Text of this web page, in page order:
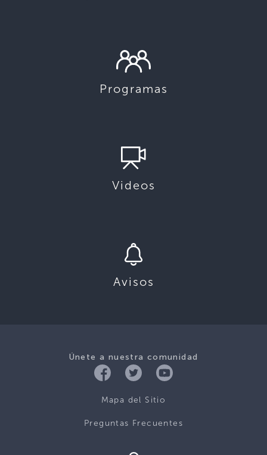
Programas
Videos
Avisos
Únete a nuestra comunidad
Mapa del Sitio
Preguntas Frecuentes